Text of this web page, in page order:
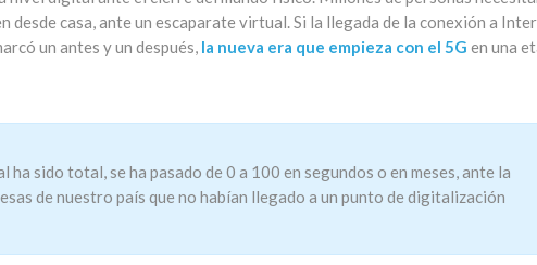
desde casa, ante un escaparate virtual. Si la llegada de la conexión a
un antes y un después, la nueva era que empieza con el 5G en una
sido total, se ha pasado de 0 a 100 en segundos o en meses, ante la
de nuestro país que no habían llegado a un punto de digitalización